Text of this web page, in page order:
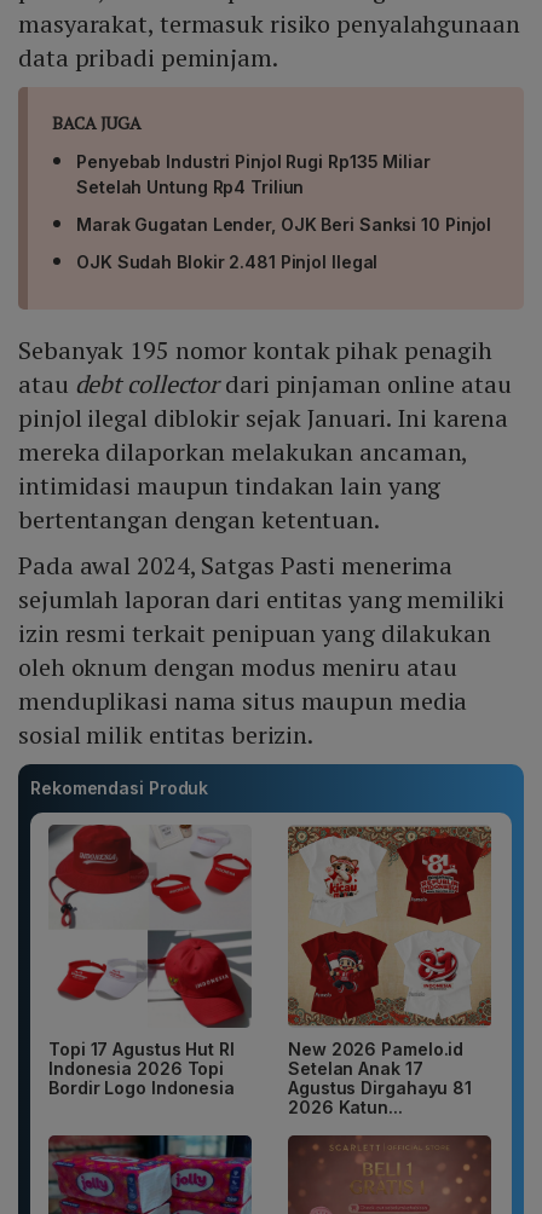
masyarakat, termasuk risiko penyalahgunaan
data pribadi peminjam.
BACA JUGA
Penyebab Industri Pinjol Rugi Rp135 Miliar
Setelah Untung Rp4 Triliun
Marak Gugatan Lender, OJK Beri Sanksi 10 Pinjol
OJK Sudah Blokir 2.481 Pinjol Ilegal
Sebanyak 195 nomor kontak pihak penagih
atau debt collectordari pinjaman online atau
pinjol ilegal diblokir sejak Januari. Ini karena
mereka dilaporkan melakukan ancaman,
intimidasi maupun tindakan lain yang
bertentangan dengan ketentuan.
Pada awal 2024, Satgas Pasti menerima
sejumlah laporan dari entitas yang memiliki
izin resmi terkait penipuan yang dilakukan
oleh oknum dengan modus meniru atau
menduplikasi nama situs maupun media
sosial milik entitas berizin.
Rekomendasi Produk
Topi 17 Agustus Hut RI
Indonesia 2026 Topi
Bordir Logo Indonesia
New 2026 Pamelo.id
Setelan Anak 17
Agustus Dirgahayu 81
2026 Katun...